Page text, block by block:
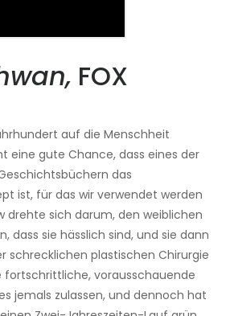
FOX
auf die Menschheit
eine gute Chance, dass eines der
das
ist, für das wir verwendet werden
drehte sich darum, den weiblichen
dass sie hässlich sind, und sie dann
schrecklichen plastischen Chirurgie
fortschrittliche, vorausschauende
jemals zulassen, und dennoch hat